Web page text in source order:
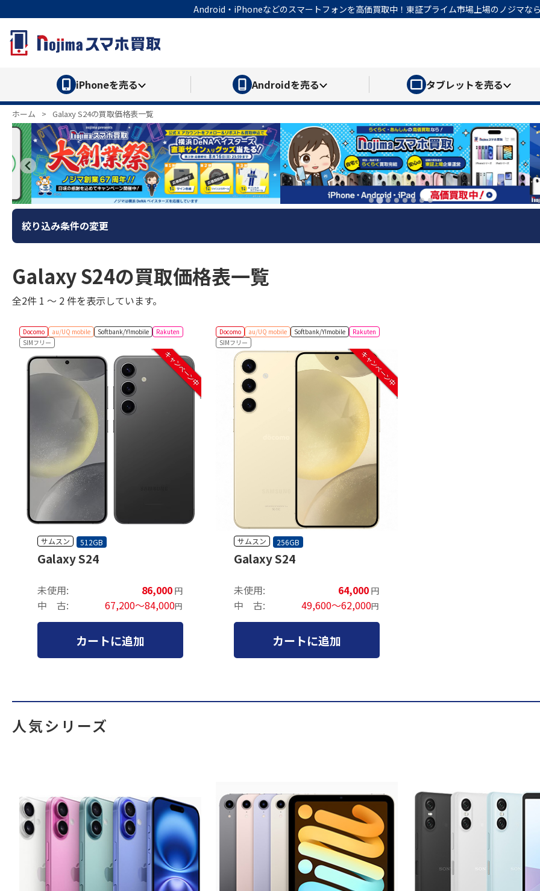
Android・iPhoneなどのスマートフォンを高価買取中！東証プライム市場上場のノジマな
iPhoneを売る Androidを売る タブレットを売る
ホーム > Galaxy S24の買取価格表一覧
絞り込み条件の変更
Galaxy S24の買取価格表一覧
全2件 1 ～ 2 件を表示しています。
Docomo au/UQ mobile Softbank/Y!mobile
Rakuten
SIMフリー
キャンペーン中
サムスン 512GB
Galaxy S24
未使用: 86,000 円
中 古: 67,200～84,000円
カートに追加
Docomo au/UQ mobile Softbank/Y!mobile
Rakuten
SIMフリー
キャンペーン中
サムスン 256GB
Galaxy S24
未使用: 64,000 円
中 古: 49,600～62,000円
カートに追加
人気シリーズ